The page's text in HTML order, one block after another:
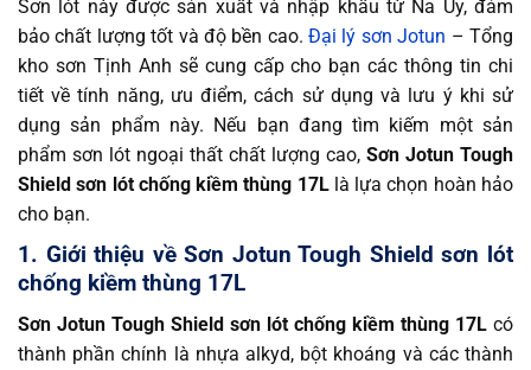
Sơn lót này được sản xuất và nhập khẩu từ Na Uy, đảm
bảo chất lượng tốt và độ bền cao.Đại lý sơn Jotun – Tổng
kho sơn Tịnh Anh sẽ cung cấp cho bạn các thông tin chi
tiết về tính năng, ưu điểm, cách sử dụng và lưu ý khi sử
dụng sản phẩm này. Nếu bạn đang tìm kiếm một sản
phẩm sơn lót ngoại thất chất lượng cao, Sơn Jotun Tough
Shield sơn lót chống kiềm thùng 17Llà lựa chọn hoàn hảo
cho bạn.
1. Giới thiệu về Sơn Jotun Tough Shield sơn lót
chống kiềm thùng 17L
Sơn Jotun Tough Shield sơn lót chống kiềm thùng 17L có
thành phần chính là nhựa alkyd, bột khoáng và các thành